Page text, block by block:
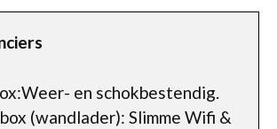
en schokbestendig.
(wandlader): Slimme Wifi &